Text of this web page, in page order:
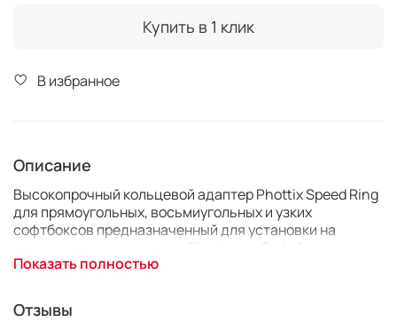
Купить в 1 клик
В избранное
Описание
Высокопрочный кольцевой адаптер Phottix Speed Ring
для прямоугольных, восьмиугольных и узких
софтбоксов предназначенный для установки на
продаётся отдельно.
Показать полностью
Отзывы